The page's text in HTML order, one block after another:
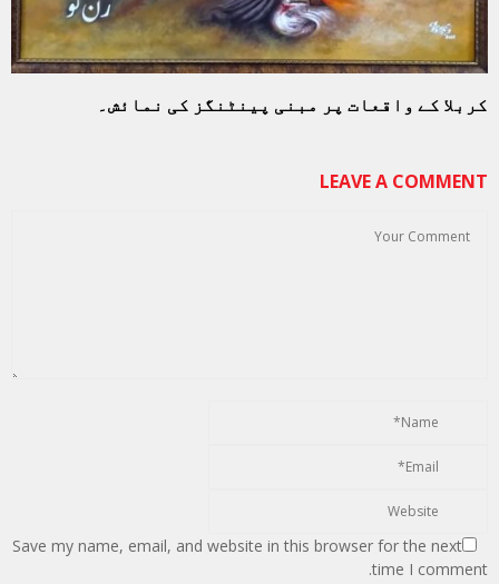
کربلا کے واقعات پر مبنی پینٹنگز کی نمائش۔
LEAVE A COMMENT
Save my name, email, and website in this browser for the next
time I comment.